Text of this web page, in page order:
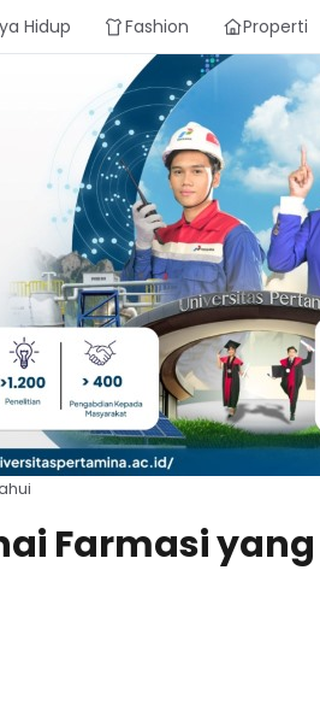
Hidup Fashion Properti
Farmasi yang